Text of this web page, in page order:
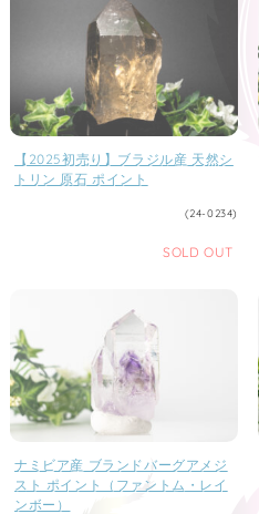
【2025初売り】ブラジル産 天然シ
トリン 原石 ポイント
(24-0234)
SOLD OUT
ナミビア産 ブランドバーグアメジ
スト ポイント（ファントム・レイ
ンボー）